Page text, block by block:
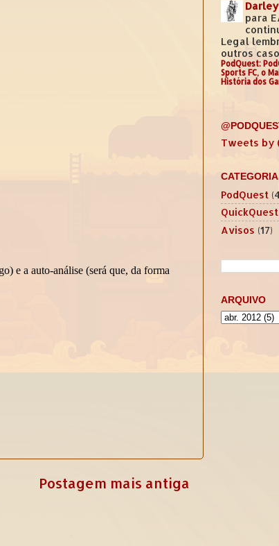
Postagem mais antiga
para
Legal
outros
PodQuest:
Sports FC, o
História dos
Tweets by
PodQuest
QuickQuest
Avisos (17)
ARQUIVO